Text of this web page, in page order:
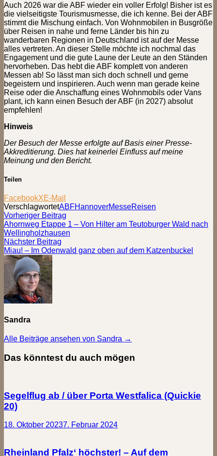
Auch 2026 war die ABF wieder ein voller Erfolg! Bisher ist es
die vielseitigste Tourismusmesse, die ich kenne. Bei der ABF
stimmt die Mischung einfach. Von Wohnmobilen in Busgröße
über Reisen in nahe und ferne Länder bis hin zu
wanderbaren Regionen in Deutschland ist auf der Messe
alles vertreten. An dieser Stelle möchte ich nochmal das
Engagement und die gute Laune der Leute an den Ständen
hervorheben. Das hebt die ABF komplett von anderen
Messen ab! So lässt man sich doch schnell und gerne
begeistern und inspirieren. Auch wenn man gerade keine
Reise oder die Anschaffung eines Wohnmobils oder Vans
plant, ich kann einen Besuch der ABF (in 2027) absolut
empfehlen!
Hinweis
Der Besuch der Messe erfolgte auf Basis einer Presse-
Akkreditierung. Dies hat keinerlei Einfluss auf meine
Meinung und den Bericht.
Teilen
FacebookXE-Mail
VerschlagwortetABFHannoverMesseReisen
Beitragsnavigation
Vorheriger Beitrag
Beitrag:
Ahornweg Etappe 1 – Von Hilter am Teutoburger Wald nach
Wellingholzhausen
Nächster Beitrag
Beitrag:
Miau! – Im Odenwald ganz oben auf dem Katzenbuckel
Sandra
Alle Beiträge ansehen von Sandra →
Das könntest du auch mögen
Segelflug ab / über Porta Westfalica (Quickie
20)
18. Oktober 20237. Februar 2024
Rheinland Pfalz‘ höchster! – Auf dem